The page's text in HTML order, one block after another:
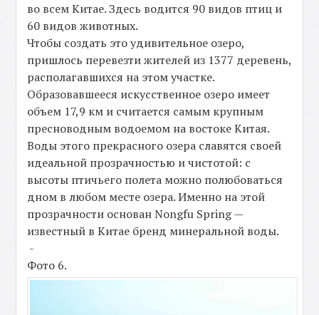
во всем Китае. Здесь водится 90 видов птиц и
60 видов животных.
Чтобы создать это удивительное озеро,
пришлось перевезти жителей из 1377 деревень,
располагавшихся на этом участке.
Образовавшееся искусственное озеро имеет
объем 17,9 км и считается самым крупным
пресноводным водоемом на востоке Китая.
Воды этого прекрасного озера славятся своей
идеальной прозрачностью и чистотой: с
высоты птичьего полета можно полюбоваться
дном в любом месте озера. Именно на этой
прозрачности основан Nongfu Spring —
известный в Китае бренд минеральной воды.
-
Фото 6.